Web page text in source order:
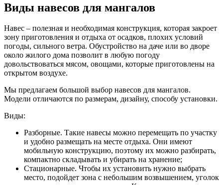
Виды навесов для мангалов
Навес – полезная и необходимая конструкция, которая закроет
зону приготовления и отдыха от осадков, плохих условий
погоды, сильного ветра. Обустройство на даче или во дворе
около жилого дома позволит в любую погоду
довольствоваться мясом, овощами, которые приготовлены на
открытом воздухе.
Мы предлагаем большой выбор навесов для мангалов.
Модели отличаются по размерам, дизайну, способу установки.
Виды:
Разборные. Такие навесы можно перемещать по участку
и удобно размещать на месте отдыха. Они имеют
мобильную конструкцию, поэтому их можно разбирать,
компактно складывать и убирать на хранение;
Стационарные. Чтобы их установить нужно выбрать
место, подойдет зона с небольшим возвышением, уголок